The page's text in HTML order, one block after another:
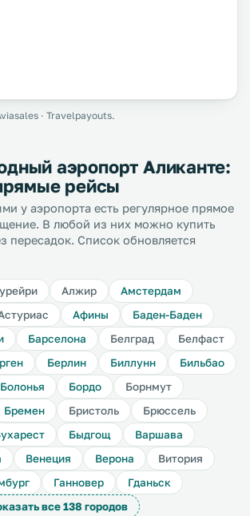
· Travelpayouts.
аэропорт Аликанте:
рейсы
у аэропорта есть регулярное прямое
В любой из них можно купить
пересадок. Список обновляется
Алжир
Амстердам
Афины
Баден-Баден
Барселона Белград
Белфаст
Берлин Биллунн
Бильбао
Болонья Бордо
Борнмут
Бремен Бристоль
Брюссель
Быдгощ
Варшава
Венеция Верона
Витория
Ганновер
Гданьск
все 138 городов